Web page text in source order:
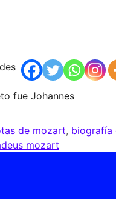
fue Johannes
de mozart, biografía
mozart